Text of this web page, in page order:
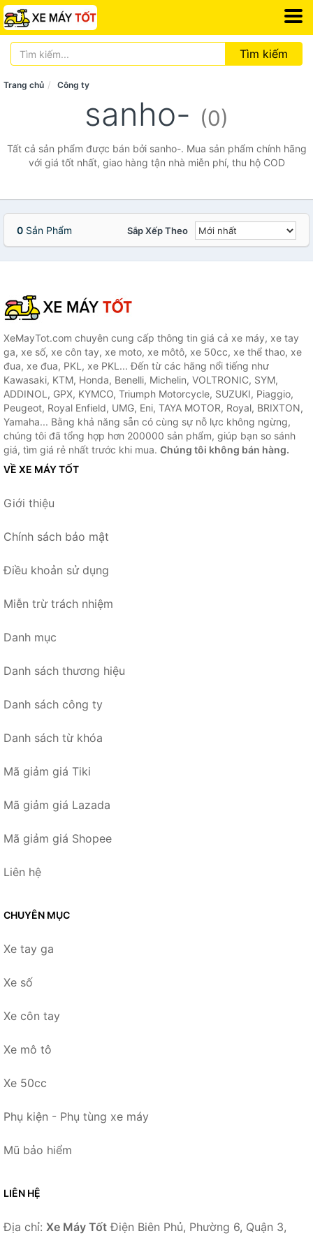
Tìm kiếm
Trang chủ Công ty
sanho- (0)
Tất cả sản phẩm được bán bởi sanho-. Mua sản phẩm chính hãng
với giá tốt nhất, giao hàng tận nhà miễn phí, thu hộ COD
0 Sản Phẩm Sắp Xếp Theo
XeMayTot.com chuyên cung cấp thông tin giá cả xe máy, xe tay
ga, xe số, xe côn tay, xe moto, xe môtô, xe 50cc, xe thể thao, xe
đua, xe đua, PKL, xe PKL... Đến từ các hãng nổi tiếng như
Kawasaki, KTM, Honda, Benelli, Michelin, VOLTRONIC, SYM,
ADDINOL, GPX, KYMCO, Triumph Motorcycle, SUZUKI, Piaggio,
Peugeot, Royal Enfield, UMG, Eni, TAYA MOTOR, Royal, BRIXTON,
Yamaha... Bằng khả năng sẵn có cùng sự nỗ lực không ngừng,
chúng tôi đã tổng hợp hơn 200000 sản phẩm, giúp bạn so sánh
giá, tìm giá rẻ nhất trước khi mua. Chúng tôi không bán hàng.
VỀ XE MÁY TỐT
Giới thiệu
Chính sách bảo mật
Điều khoản sử dụng
Miễn trừ trách nhiệm
Danh mục
Danh sách thương hiệu
Danh sách công ty
Danh sách từ khóa
Mã giảm giá Tiki
Mã giảm giá Lazada
Mã giảm giá Shopee
Liên hệ
CHUYÊN MỤC
Xe tay ga
Xe số
Xe côn tay
Xe mô tô
Xe 50cc
Phụ kiện - Phụ tùng xe máy
Mũ bảo hiểm
LIÊN HỆ
Địa chỉ: Xe Máy Tốt Điện Biên Phủ, Phường 6, Quận 3,